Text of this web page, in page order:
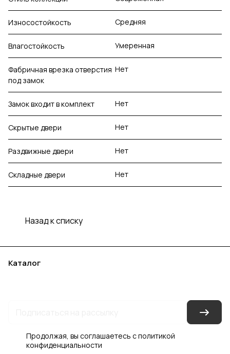
Износостойкость Средняя
Влагостойкость Умеренная
Фабричная врезка отверстия
под замок
Нет
Замок входит в комплект Нет
Скрытые двери Нет
Раздвижные двери Нет
Складные двери Нет
Назад к списку
Каталог
Продолжая, вы соглашаетесь сполитикой
конфиденциальности